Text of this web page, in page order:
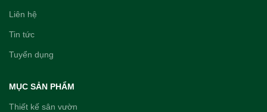
Liên hệ
Tin tức
Tuyển dụng
MỤC SẢN PHẨM
Thiết kế sân vườn